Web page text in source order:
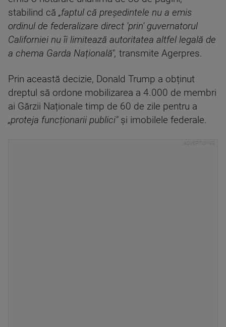
stabilind că „faptul că președintele nu a emis
ordinul de federalizare direct 'prin' guvernatorul
Californiei nu îi limitează autoritatea altfel legală de
a chema Garda Națională", transmite Agerpres.
Prin această decizie, Donald Trump a obținut
dreptul să ordone mobilizarea a 4.000 de membri
ai Gărzii Naționale timp de 60 de zile pentru a
„proteja funcționarii publici"și imobilele federale.